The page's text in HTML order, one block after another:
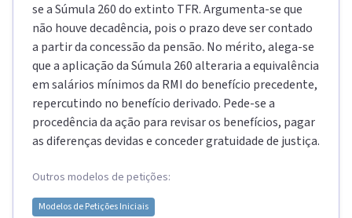
se a Súmula 260 do extinto TFR. Argumenta-se que
não houve decadência, pois o prazo deve ser contado
a partir da concessão da pensão. No mérito, alega-se
que a aplicação da Súmula 260 alteraria a equivalência
em salários mínimos da RMI do benefício precedente,
repercutindo no benefício derivado. Pede-se a
procedência da ação para revisar os benefícios, pagar
as diferenças devidas e conceder gratuidade de justiça.
Outros modelos de petições:
Modelos dePetições Iniciais